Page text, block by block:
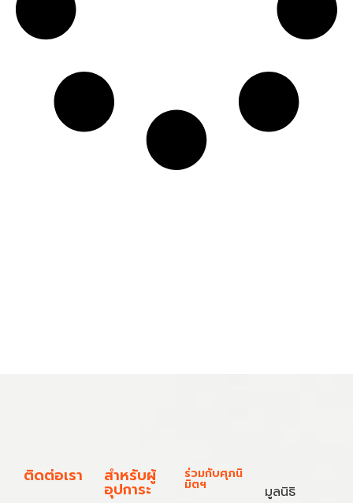
ติดต่อเรา สำหรับผู้
อุปการะ
ร่วมกับศุภนิ
มิตฯ
มูลนิธิ